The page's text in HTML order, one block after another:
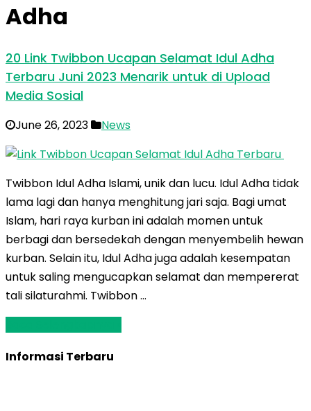
Adha
20 Link Twibbon Ucapan Selamat Idul Adha
Terbaru Juni 2023 Menarik untuk di Upload
Media Sosial
June 26, 2023 News
Twibbon Idul Adha Islami, unik dan lucu. Idul Adha tidak
lama lagi dan hanya menghitung jari saja. Bagi umat
Islam, hari raya kurban ini adalah momen untuk
berbagi dan bersedekah dengan menyembelih hewan
kurban. Selain itu, Idul Adha juga adalah kesempatan
untuk saling mengucapkan selamat dan mempererat
tali silaturahmi. Twibbon …
Informasi Terbaru